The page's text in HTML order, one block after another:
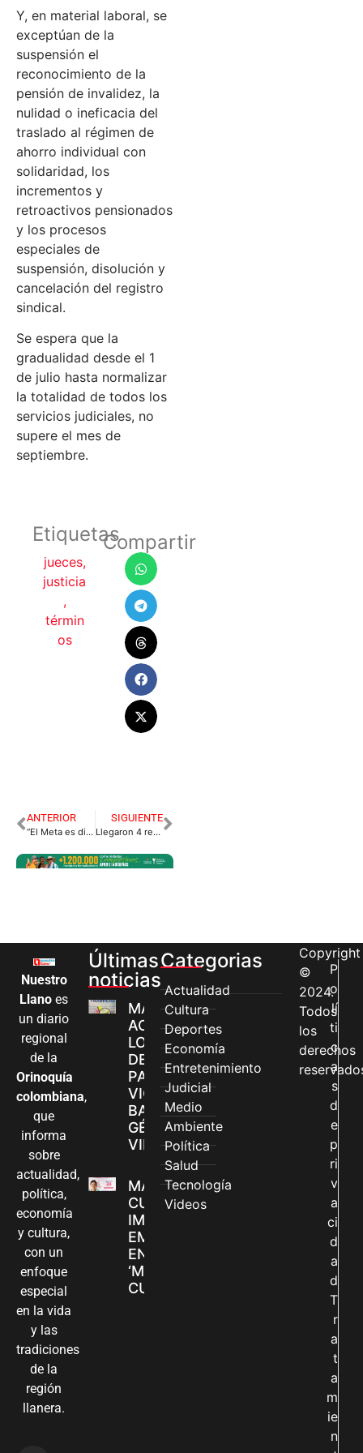
Y, en material laboral, se
exceptúan de la
suspensión el
reconocimiento de la
pensión de invalidez, la
nulidad o ineficacia del
traslado al régimen de
ahorro individual con
solidaridad, los
incrementos y
retroactivos pensionados
y los procesos
especiales de
suspensión, disolución y
cancelación del registro
sindical.
Se espera que la
gradualidad desde el 1
de julio hasta normalizar
la totalidad de todos los
servicios judiciales, no
supere el mes de
septiembre.
Etiquetas
jueces,
justicia
,
términ
os
Compartir
ANTERIOR
“El Meta es digno de imitar en atención de la crisis”: Fedepartamentos
SIGUIENTE
Llegaron 4 respiradores para el hospital de Villavicencio
Nuestro
Llano es
un diario
regional
de la
Orinoquía
colombiana,
que
informa
sobre
actualidad,
política,
economía
y cultura,
con un
enfoque
especial
en la vida
y las
tradiciones
de la
región
llanera.
Últimas
noticias
MÁS MUJERES
ACCEDEN A
LOS CANALES
DE ATENCIÓN
PARA
VIOLENCIAS
BASADAS EN
GÉNERO EN
VILLAVICENCIO
MADRES
CUIDADORAS
IMPULSAN SUS
EMPRENDIMIENTOS
EN LA FERIA
‘MANOS QUE
CUIDAN Y CREAN’
Categorias
Actualidad
Cultura
Deportes
Economía
Entretenimiento
Judicial
Medio
Ambiente
Política
Salud
Tecnología
Videos
Copyright
©
2024.
Todos
los
derechos
P
o
lí
ti
c
a
s
d
e
p
ri
v
a
ci
d
a
d
T
r
a
t
a
m
ie
n